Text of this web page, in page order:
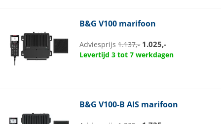
B&G V100 marifoon
Adviesprijs1.137,- 1.025,-
Levertijd 3 tot 7 werkdagen
B&G V100-B AIS marifoon